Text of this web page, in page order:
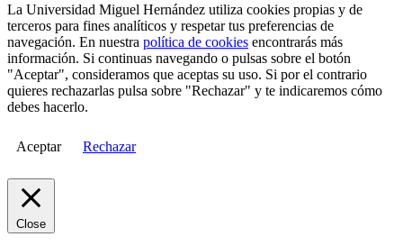
La Universidad Miguel Hernández utiliza cookies propias y de
terceros para fines analíticos y respetar tus preferencias de
navegación. En nuestra política de cookies encontrarás más
información. Si continuas navegando o pulsas sobre el botón
"Aceptar", consideramos que aceptas su uso. Si por el contrario
quieres rechazarlas pulsa sobre "Rechazar" y te indicaremos cómo
debes hacerlo.
Aceptar Rechazar
Close